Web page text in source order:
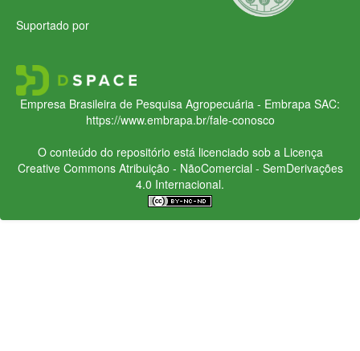
Suportado por
Empresa Brasileira de Pesquisa Agropecuária - Embrapa SAC:
https://www.embrapa.br/fale-conosco
O conteúdo do repositório está licenciado sob a Licença
Creative CommonsAtribuição - NãoComercial - SemDerivações
4.0 Internacional.